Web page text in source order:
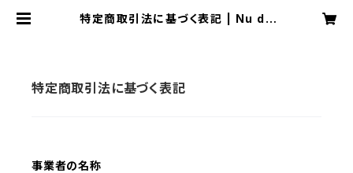
特定商取引法に基づく表記 | Nu du
特定商取引法に基づく表記
事業者の名称